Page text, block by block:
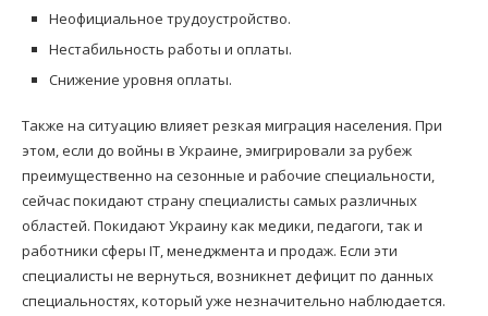
Неофициальное трудоустройство.
Нестабильность работы и оплаты.
Снижение уровня оплаты.
Также на ситуацию влияет резкая миграция населения. При
этом, если до войны в Украине, эмигрировали за рубеж
преимущественно на сезонные и рабочие специальности,
сейчас покидают страну специалисты самых различных
областей. Покидают Украину как медики, педагоги, так и
работники сферы ІТ, менеджмента и продаж. Если эти
специалисты не вернуться, возникнет дефицит по данных
специальностях, который уже незначительно наблюдается.